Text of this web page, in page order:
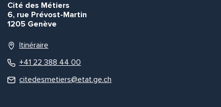
Cité des Métiers
6, rue Prévost-Martin
1205 Genève
Itinéraire
+41 22 388 44 00
citedesmetiers@etat.ge.ch